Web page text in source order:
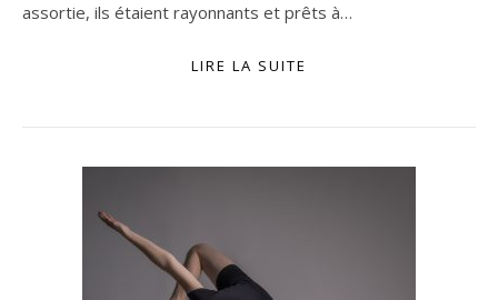
assortie, ils étaient rayonnants et prêts à…
LIRE LA SUITE